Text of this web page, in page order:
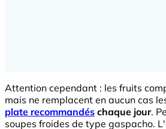
Attention cependant : les fruits
mais ne remplacent en aucun cas
plate recommandés chaque jour.
soupes froides de type gaspacho.